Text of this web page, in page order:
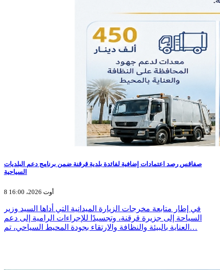
صفاقس رصد اعتمادات إضافية لفائدة بلدية قرقنة ضمن برنامج دعم البلديات
السياحية
8 أوت 2026، 16:00
في إطار متابعة مخرجات الزيارة الميدانية التي أداها السيد وزير
السياحة إلى جزيرة قرقنة، وتجسيدًا للإجراءات الرامية إلى دعم
العناية بالبيئة والنظافة والارتقاء بجودة المحيط السياحي، تم…